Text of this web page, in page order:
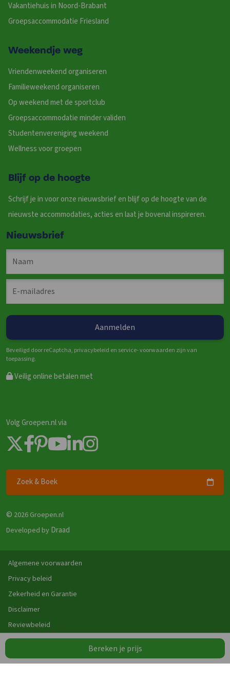
Bereken je prijs
Vakantiehuis in Noord-Brabant
Groepsaccommodatie Friesland
Weekendje weg
Vriendenweekend organiseren
Familieweekend organiseren
Op weekend met de sportclub
Groepsaccommodatie minder validen
Studentenvereniging weekend
Wellness voor groepen
Blijf op de hoogte
Schrijf je in voor onze nieuwsbrief en blijf op de hoogte van de
nieuwste accommodaties, acties en laat je bovenal inspireren.
Nieuwsbrief
Beveiligd door reCaptcha, privacybeleid en service- voorwaarden zijn van
toepassing.
Veilig online betalen met
Volg Groepen.nl via
Zoek & Boek
© 2026 Groepen.nl
Developed by Draad
Algemene voorwaarden
Privacy beleid
Zekerheid en Garantie
Disclaimer
Reviewbeleid